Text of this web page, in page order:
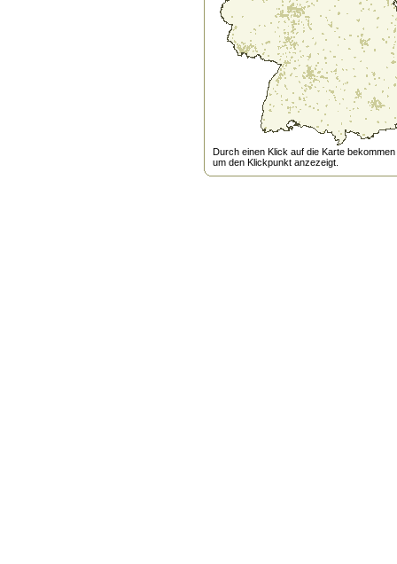
Durch einen Klick auf die Karte
um den Klickpunkt anzezeigt.